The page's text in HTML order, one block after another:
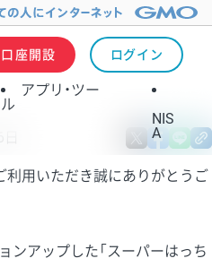
口座開設 ログイン
アプリ・ツー
ル
NIS
A
X
利用いただき誠にありがとうご
ンアップした「スーパーはっち